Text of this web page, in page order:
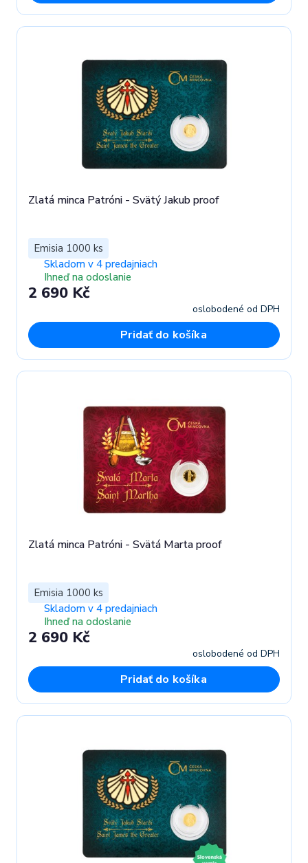
Zlatá minca Patróni - Svätý Jakub proof
Emisia 1000 ks
Skladom v 4 predajniach
Ihneď na odoslanie
2 690 Kč
oslobodené od DPH
Pridať do košíka
Zlatá minca Patróni - Svätá Marta proof
Emisia 1000 ks
Skladom v 4 predajniach
Ihneď na odoslanie
2 690 Kč
oslobodené od DPH
Pridať do košíka